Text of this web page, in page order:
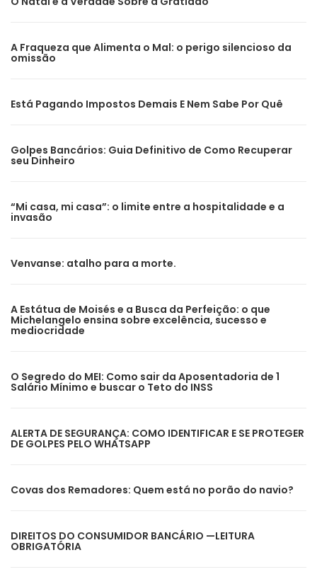
A Fraqueza que Alimenta o Mal: o perigo silencioso da
omissão
Está Pagando Impostos Demais E Nem Sabe Por Quê
Golpes Bancários: Guia Definitivo de Como Recuperar
seu Dinheiro
“Mi casa, mi casa”: o limite entre a hospitalidade e a
invasão
Venvanse: atalho para a morte.
A Estátua de Moisés e a Busca da Perfeição: o que
Michelangelo ensina sobre excelência, sucesso e
mediocridade
O Segredo do MEI: Como sair da Aposentadoria de 1
Salário Mínimo e buscar o Teto do INSS
ALERTA DE SEGURANÇA: COMO IDENTIFICAR E SE PROTEGER
DE GOLPES PELO WHATSAPP
Covas dos Remadores: Quem está no porão do navio?
DIREITOS DO CONSUMIDOR BANCÁRIO —LEITURA
OBRIGATÓRIA